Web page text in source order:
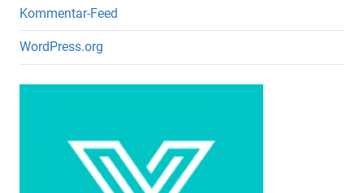
Kommentar-Feed
WordPress.org